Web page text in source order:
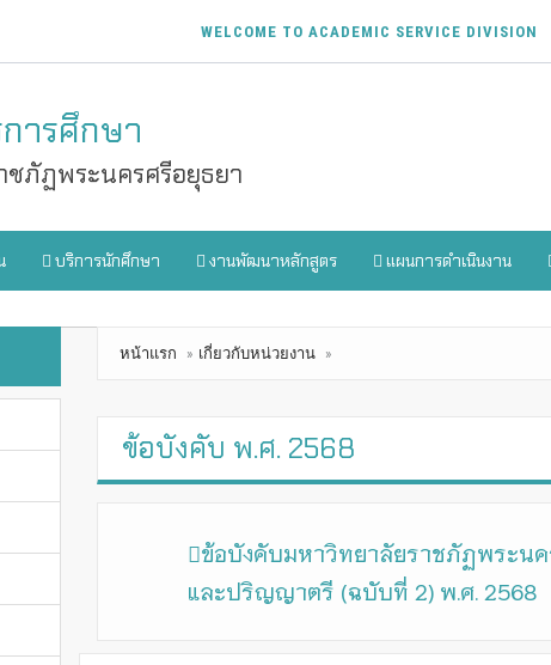
WELCOME TO ACADEMIC SERVICE DIVISION
ารศึกษา
ชภัฏพระนครศรีอยุธยา
บริการนักศึกษา งานพัฒนาหลักสูตร แผนการดำเนินงาน
หน้าแรก เกี่ยวกับหน่วยงาน
ข้อบังคับ พ.ศ. 2568
ข้อบังคับมหาวิทยาลัยราชภัฏพระน
และปริญญาตรี (ฉบับที่ 2) พ.ศ. 2568